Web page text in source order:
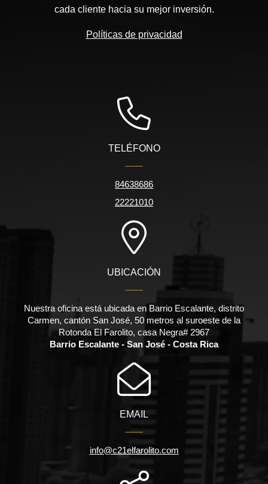
cada cliente hacia su mejor inversión.
Políticas de privacidad
TELÉFONO
84638686
22221010
UBICACIÓN
Nuestra oficina está ubicada en Barrio Escalante, distrito
Carmen, cantón San José, 50 metros al suroeste de la
Rotonda El Farolito, casa Negra# 2967
Barrio Escalante - San José - Costa Rica
EMAIL
info@c21elfarolito.com